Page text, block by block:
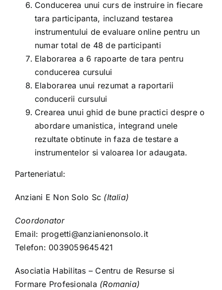
Conducerea unui curs de instruire in fiecare
tara participanta, incluzand testarea
instrumentului de evaluare online pentru un
numar total de 48 de participanti
Elaborarea a 6 rapoarte de tara pentru
conducerea cursului
Elaborarea unui rezumat a raportarii
conducerii cursului
Crearea unui ghid de bune practici despre o
abordare umanistica, integrand unele
rezultate obtinute in faza de testare a
instrumentelor si valoarea lor adaugata.
Parteneriatul:
Anziani E Non Solo Sc (Italia)
Coordonator
Email: progetti@anzianienonsolo.it
Telefon: 0039059645421
Asociatia Habilitas – Centru de Resurse si
Formare Profesionala (Romania)